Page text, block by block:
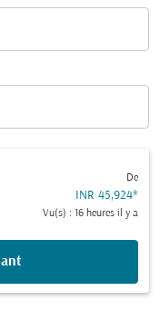
De
INR 45,924*
Vu(s) : 16 heures il y a